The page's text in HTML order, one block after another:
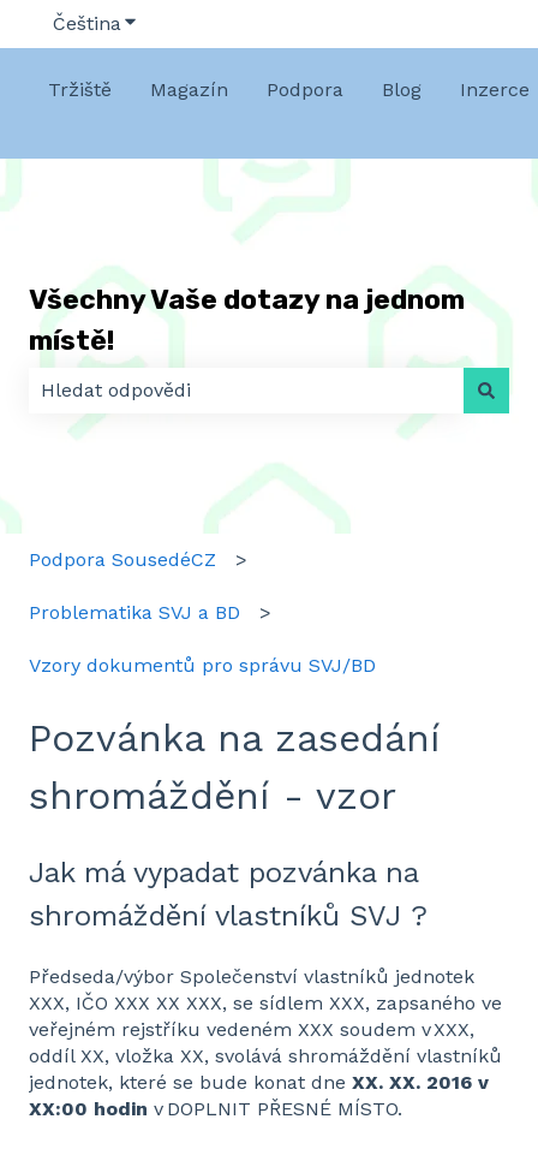
ČeštinaZobrazit podnabídku pro překlady
Tržiště Magazín Podpora Blog Inzerce
Všechny Vaše dotazy na jednom
místě!
K dispozici nejsou žádné návrhy, protože pole
Podpora SousedéCZ
Problematika SVJ a BD
Vzory dokumentů pro správu SVJ/BD
Pozvánka na zasedání
shromáždění - vzor
Jak má vypadat pozvánka na
shromáždění vlastníků SVJ ?
Předseda/výbor Společenství vlastníků jednotek
XXX, IČO XXX XX XXX, se sídlem XXX, zapsaného ve
veřejném rejstříku vedeném XXX soudem v XXX,
oddíl XX, vložka XX, svolává shromáždění vlastníků
jednotek, které se bude konat dne XX. XX. 2016 v
XX:00 hodin v DOPLNIT PŘESNÉ MÍSTO.